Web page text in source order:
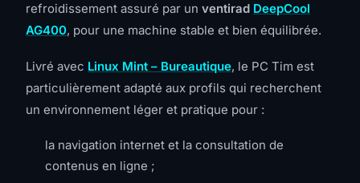
refroidissement assuré par un ventirad DeepCool
AG400, pour une machine stable et bien équilibrée.
Livré avec Linux Mint – Bureautique, le PC Tim est
particulièrement adapté aux profils qui recherchent
un environnement léger et pratique pour :
la navigation internet et la consultation de
contenus en ligne ;